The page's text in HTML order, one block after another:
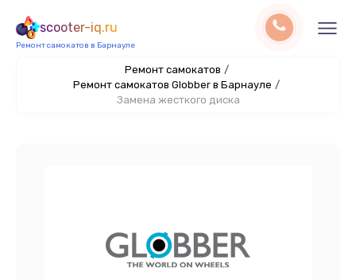
scooter-iq.ru
Ремонт самокатов в Барнауле
Ремонт самокатов /
Ремонт самокатов Globber в Барнауле /
Замена жесткого диска